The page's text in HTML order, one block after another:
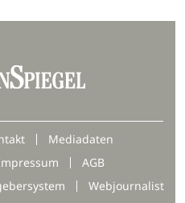
Mediadaten
AGB
Webjournalist